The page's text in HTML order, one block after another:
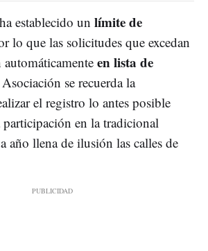
establecido un límite de
lo que las solicitudes que excedan
en lista de
se recuerda la
el registro lo antes posible
participación en la tradicional
año llena de ilusión las calles de